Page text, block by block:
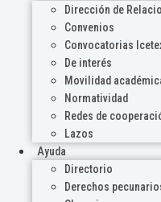
Dirección de
Convenios
Convocatorias
De interés
Movilidad
Normatividad
Redes de
Lazos
Ayuda
Directorio
Derechos